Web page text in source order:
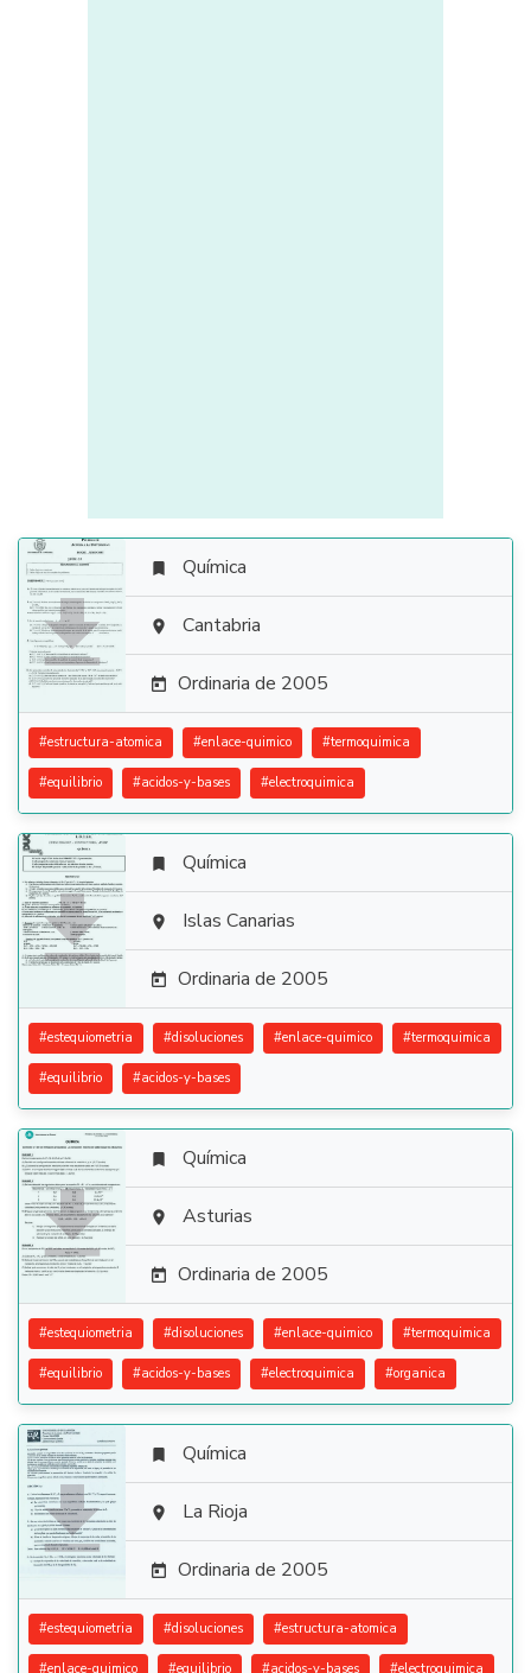

 Química
 Cantabria
 Ordinaria de 2005
#estructura-atomica #enlace-quimico #termoquimica
#equilibrio #acidos-y-bases #electroquimica

 Química
 Islas Canarias
 Ordinaria de 2005
#estequiometria #disoluciones #enlace-quimico #termoquimica
#equilibrio #acidos-y-bases

 Química
 Asturias
 Ordinaria de 2005
#estequiometria #disoluciones #enlace-quimico #termoquimica
#equilibrio #acidos-y-bases #electroquimica #organica

 Química
 La Rioja
 Ordinaria de 2005
#estequiometria #disoluciones #estructura-atomica
#enlace-quimico #equilibrio #acidos-y-bases #electroquimica